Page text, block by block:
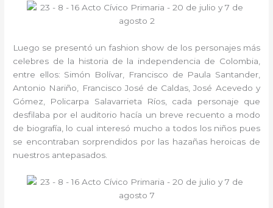
Luego se presentó un fashion show de los personajes más
celebres de la historia de la independencia de Colombia,
entre ellos: Simón Bolívar, Francisco de Paula Santander,
Antonio Nariño, Francisco José de Caldas, José Acevedo y
Gómez, Policarpa Salavarrieta Ríos, cada personaje que
desfilaba por el auditorio hacía un breve recuento a modo
de biografía, lo cual interesó mucho a todos los niños pues
se encontraban sorprendidos por las hazañas heroicas de
nuestros antepasados.